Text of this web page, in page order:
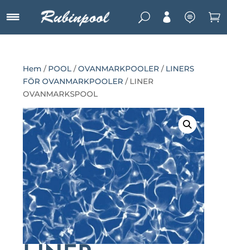
U   
Hem / POOL/OVANMARKPOOLER / LINERS
FÖR OVANMARKPOOLER / LINER
OVANMARKSPOOL